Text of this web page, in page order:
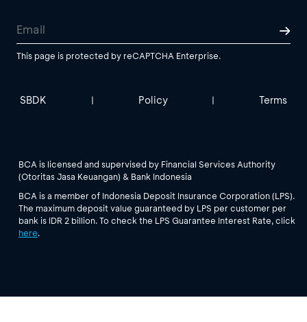
This page is protected by reCAPTCHA Enterprise.
SBDK | Policy | Terms
BCA is licensed and supervised by Financial Services Authority
(Otoritas Jasa Keuangan) & Bank Indonesia
BCA is a member of Indonesia Deposit Insurance Corporation (LPS).
The maximum deposit value guaranteed by LPS per customer per
bank is IDR 2 billion. To check the LPS Guarantee Interest Rate, click
here.